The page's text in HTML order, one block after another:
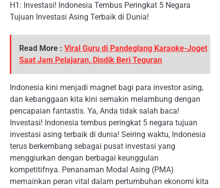
H1: Investasi! Indonesia Tembus Peringkat 5 Negara
Tujuan Investasi Asing Terbaik di Dunia!
Read More :Viral Guru di Pandeglang Karaoke-Joget
Saat Jam Pelajaran, Disdik Beri Teguran
Indonesia kini menjadi magnet bagi para investor asing,
dan kebanggaan kita kini semakin melambung dengan
pencapaian fantastis. Ya, Anda tidak salah baca!
Investasi! Indonesia tembus peringkat 5 negara tujuan
investasi asing terbaik di dunia! Seiring waktu, Indonesia
terus berkembang sebagai pusat investasi yang
menggiurkan dengan berbagai keunggulan
kompetitifnya. Penanaman Modal Asing (PMA)
memainkan peran vital dalam pertumbuhan ekonomi kita